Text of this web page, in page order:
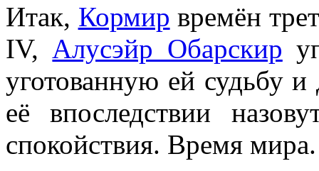
Итак, Кормир времён
IV, Алусэйр Обарскир
уготованную ей судьбу
её впоследствии
спокойствия. Время мира.